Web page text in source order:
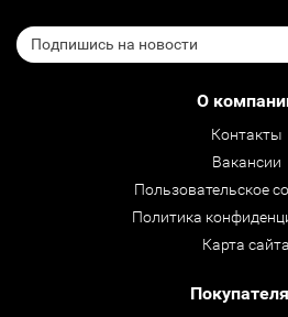
О
Контакты
Вакансии
Пользовательское
Политика
Карта сайта